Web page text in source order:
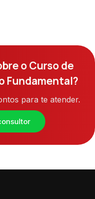
o Curso de
Fundamental?
para te atender.